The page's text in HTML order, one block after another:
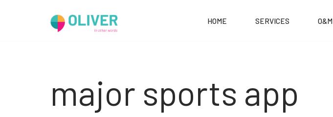
HOME SERVICES O&M
major sports app